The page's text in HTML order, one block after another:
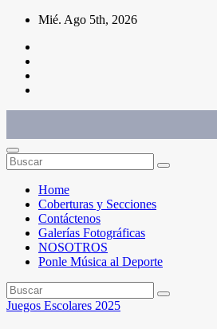
Saltar
contenido
Mié. Ago 5th, 2026
Home
Coberturas y Secciones
Contáctenos
Galerías Fotográficas
NOSOTROS
Ponle Música al Deporte
Juegos Escolares 2025